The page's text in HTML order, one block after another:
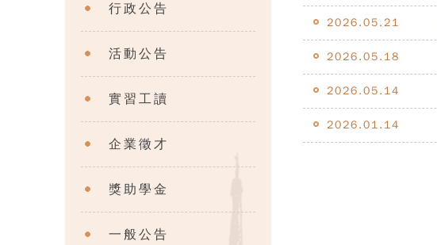
行政公告
活動公告
實習工讀
企業徵才
獎助學金
一般公告
2026.05.21
2026.05.18
2026.05.14
2026.01.14